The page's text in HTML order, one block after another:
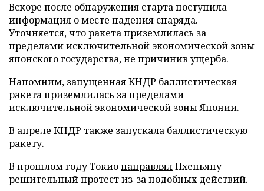
Вскоре после обнаружения старта поступила
информация о месте падения снаряда.
Уточняется, что ракета приземлилась за
пределами исключительной экономической зоны
японского государства, не причинив ущерба.
Напомним, запущенная КНДР баллистическая
ракетаприземлилась за пределами
исключительной экономической зоны Японии.
В апреле КНДР также запускала баллистическую
ракету.
В прошлом году ТокионаправлялПхеньяну
решительный протест из-за подобных действий.